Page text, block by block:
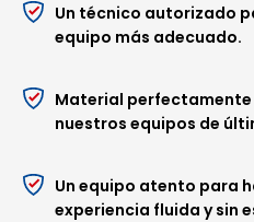
Al reservar tu equipo en
ventajosas y lo tienes listo
ajustes finales y ofrecerte
garantizando que tu
Reserva tu equipamiento
benefíciate, en Sauze
Un técnico autorizado
equipo más adecuado.
Material
nuestros equipos de
Un equipo atento para
experiencia fluida y sin